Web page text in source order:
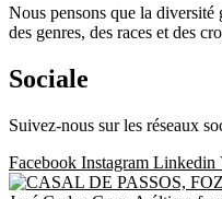
Nous pensons que la diversité
des genres, des races et des
Sociale
Suivez-nous sur les réseaux
Facebook Instagram Linkedin